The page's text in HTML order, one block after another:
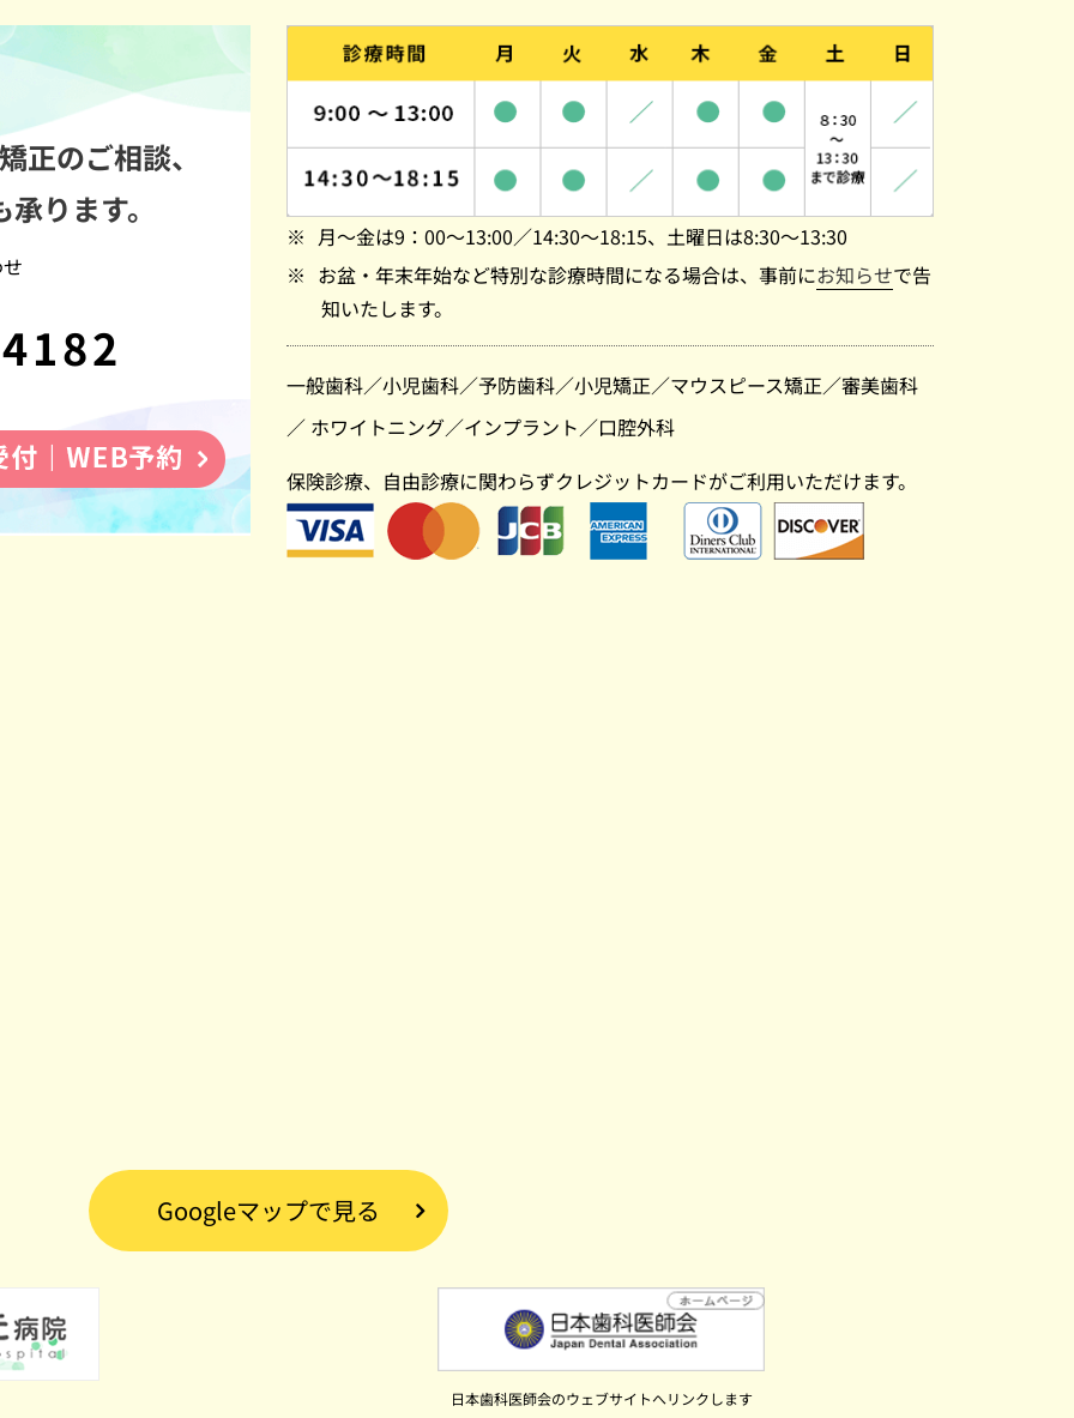
正のご相談、
ります。
月～金は9：00～13:00／14:30～18:15、土曜日は8:30～13:30
お盆・年末年始など特別な診療時間になる場合は、事前にお知らせで告
知いたします。
一般歯科／小児歯科／予防歯科／小児矯正／マウスピース矯正／審美歯科
／ ホワイトニング／インプラント／口腔外科
保険診療、自由診療に関わらずクレジットカードがご利用いただけます。
Googleマップで見る
日本歯科医師会のウェブサイトへリンクします